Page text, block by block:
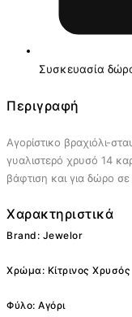
Συσκευασία
Περιγραφή
Αγορίστικο βραχιόλι-
γυαλιστερό χρυσό 14
βάφτιση και για δώρο σε
Χαρακτηριστικά
Brand: Jewelor
Χρώμα: Κίτρινος Χρυσός
Φύλο: Αγόρι